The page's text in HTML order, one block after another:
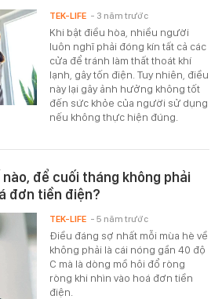
Khi bật điều hòa, nhiều người
luôn nghĩ phải đóng kín tất cả các
cửa để tránh làm thất thoát khí
lạnh, gây tốn điện. Tuy nhiên, điều
này lại gây ảnh hưởng không tốt
đến sức khỏe của người sử dụng
nếu không thực hiện đúng.
TEK-LIFE - 3 năm trước
để cuối tháng không phải
đơn tiền điện?
Điều đáng sợ nhất mỗi mùa hè về
không phải là cái nóng gần 40 độ
C mà là dòng mồ hôi đổ ròng
ròng khi nhìn vào hoá đơn tiền
điện.
TEK-LIFE - 5 năm trước